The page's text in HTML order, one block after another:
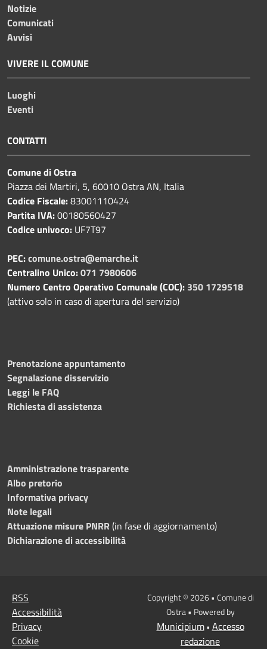
Notizie
Comunicati
Avvisi
VIVERE IL COMUNE
Luoghi
Eventi
CONTATTI
Comune di Ostra
Piazza dei Martiri, 5, 60010 Ostra AN, Italia
Codice Fiscale:83001110424
Partita IVA:00180560427
Codice univoco: UF7T97
PEC:comune.ostra@emarche.it
Centralino Unico:071 7980606
Numero Centro Operativo Comunale (COC): 350 1729518
(attivo solo in caso di apertura del servizio)
Prenotazione appuntamento
Segnalazione disservizio
Leggi le FAQ
Richiesta di assistenza
Amministrazione trasparente
Albo pretorio
Informativa privacy
Note legali
Attuazione misure PNRR(in fase di aggiornamento)
Dichiarazione di accessibilità
RSS
Accessibilità
Privacy
Cookie
Copyright © 2026 • Comune di
Ostra • Powered by
Municipium• Accesso
redazione